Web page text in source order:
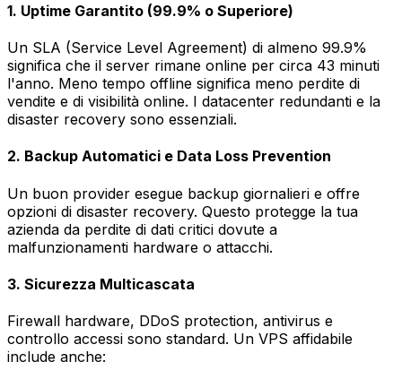
1. Uptime Garantito (99.9% o Superiore)
Un SLA (Service Level Agreement) di almeno 99.9%
significa che il server rimane online per circa 43 minuti
l'anno. Meno tempo offline significa meno perdite di
vendite e di visibilità online. I datacenter redundanti e la
disaster recovery sono essenziali.
2. Backup Automatici e Data Loss Prevention
Un buon provider esegue backup giornalieri e offre
opzioni di disaster recovery. Questo protegge la tua
azienda da perdite di dati critici dovute a
malfunzionamenti hardware o attacchi.
3. Sicurezza Multicascata
Firewall hardware, DDoS protection, antivirus e
controllo accessi sono standard. Un VPS affidabile
include anche: